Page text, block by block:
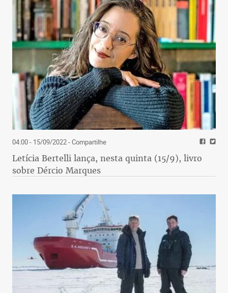
04:00 - 15/09/2022- Compartilhe
Letícia Bertelli lança, nesta quinta (15/9), livro
sobre Dércio Marques